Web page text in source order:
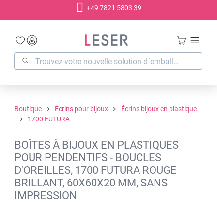
+49 7821 5803 39
Boutique Écrins pour bijoux
Écrins bijoux en plastique
1700 FUTURA
BOÎTES À BIJOUX EN PLASTIQUES
POUR PENDENTIFS - BOUCLES
D'OREILLES, 1700 FUTURA ROUGE
BRILLANT, 60X60X20 MM, SANS
IMPRESSION